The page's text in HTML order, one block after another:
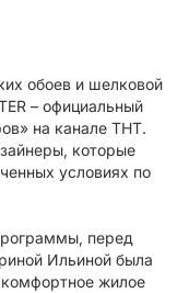
обоев и шелковой
– официальный
на канале ТНТ.
которые
условиях по
перед
Ильиной была
комфортное жилое